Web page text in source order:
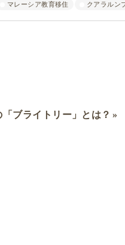
マレーシア教育移住 クアラルン
ブライトリー」とは？